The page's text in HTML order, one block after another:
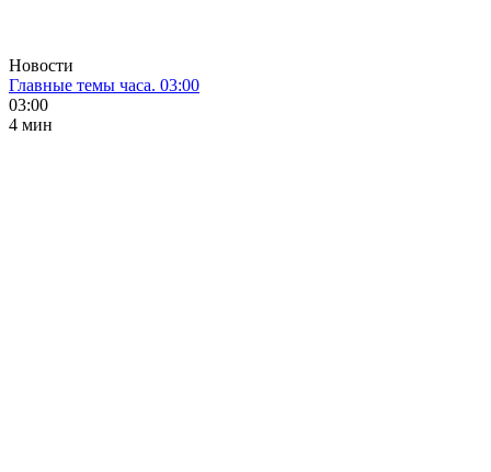
Новости
Главные темы часа. 03:00
03:00
4 мин